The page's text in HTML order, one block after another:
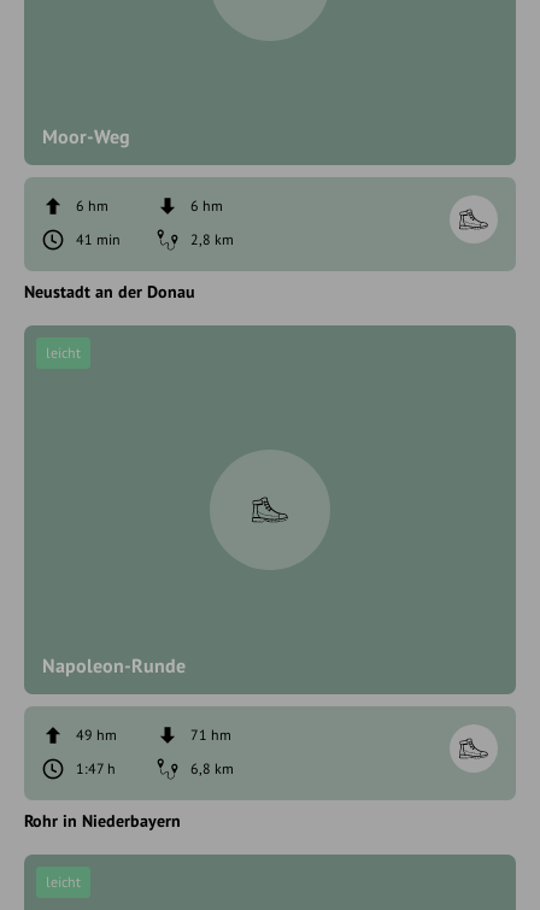
Moor-Weg
6 hm
6 hm
41 min
2,8 km
Neustadt an der Donau
Napoleon-Runde
leicht
49 hm
71 hm
1:47 h
6,8 km
Rohr in Niederbayern
leicht